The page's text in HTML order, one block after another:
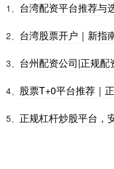
1、 台湾配资平台推荐与
2、 台湾股票开户｜新指
3、 台州配资公司|正规
4、 股票T+0平台推荐｜
5、 正规杠杆炒股平台，